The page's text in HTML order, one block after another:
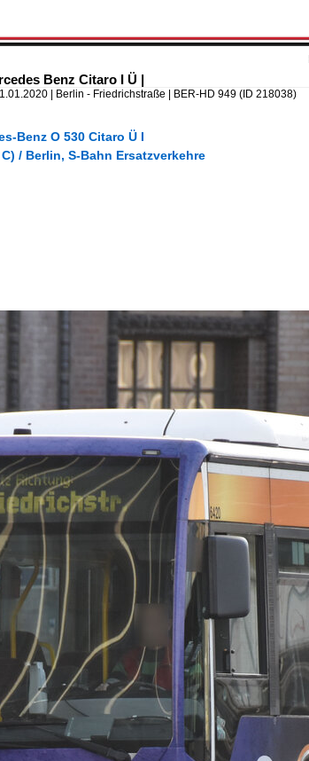
Benz Citaro I Ü |
| Berlin - Friedrichstraße | BER-HD 949 (ID 218038)
Benz O 530 Citaro Ü I
/ Berlin, S-Bahn Ersatzverkehre